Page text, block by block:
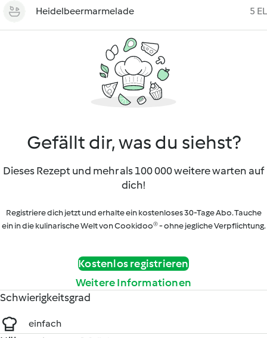
Heidelbeermarmelade 5 EL
Gefällt dir, was du siehst?
Dieses Rezept und mehr als 100 000 weitere warten auf
dich!
Registriere dich jetzt und erhalte ein kostenloses 30-Tage Abo. Tauche
ein in die kulinarische Welt von Cookidoo® - ohne jegliche Verpflichtung.
Kostenlos registrieren
Weitere Informationen
Schwierigkeitsgrad
einfach